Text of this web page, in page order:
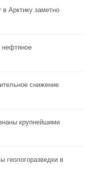
Арктику заметно
нефтяное
снижение
крупнейшими
геологоразведки в